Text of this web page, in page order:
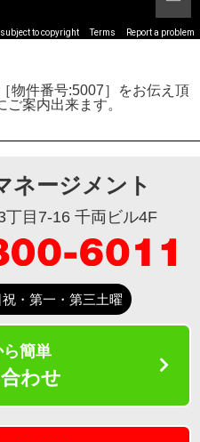
subject to copyright Terms Report a problem
物件番号:5007］をお伝え頂
案内出来ます。
ネージメント
目7-16 千両ビル4F
・第一・第三土曜
簡単
わせ